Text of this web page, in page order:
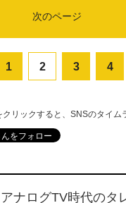
次のページ
1 2 3 4
クリックすると、SNSのタイム
ナログTV時代のタ